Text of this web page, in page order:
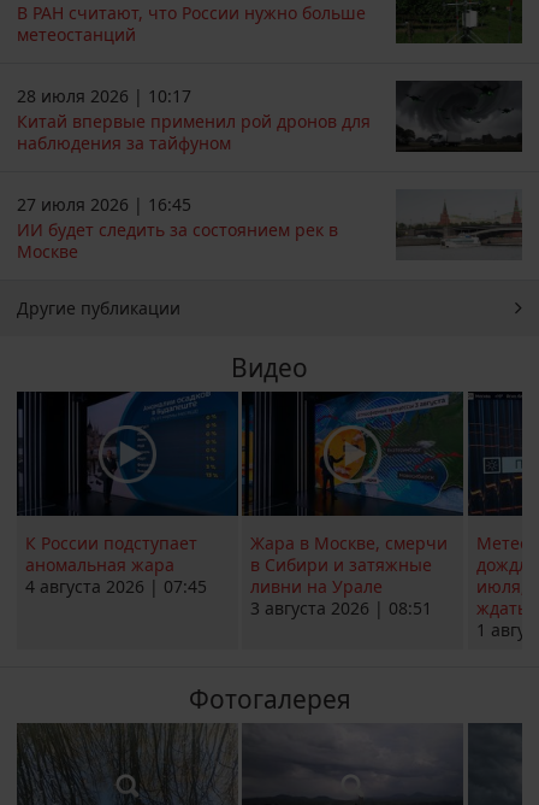
В РАН считают, что России нужно больше
метеостанций
28 июля 2026 | 10:17
Китай впервые применил рой дронов для
наблюдения за тайфуном
27 июля 2026 | 16:45
ИИ будет следить за состоянием рек в
Москве
Другие публикации
Видео
К России подступает
аномальная жара
4 августа 2026 | 07:45
Жара в Москве, смерчи
в Сибири и затяжные
ливни на Урале
3 августа 2026 | 08:51
июля;
ждать
1
Фотогалерея